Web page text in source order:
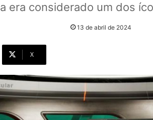
era considerado um dos
13 de abril de 2024
X